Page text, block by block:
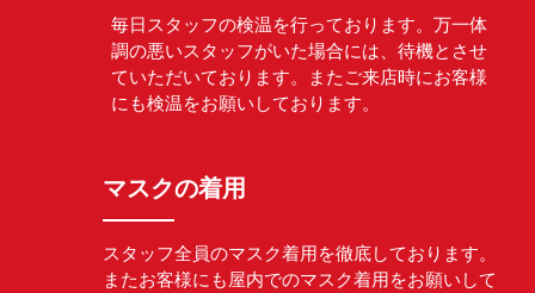
毎日スタッフの検温を行っております。万一体
調の悪いスタッフがいた場合には、待機とさせ
ていただいております。またご来店時にお客様
にも検温をお願いしております。
マスクの着用
スタッフ全員のマスク着用を徹底しております。
またお客様にも屋内でのマスク着用をお願いして